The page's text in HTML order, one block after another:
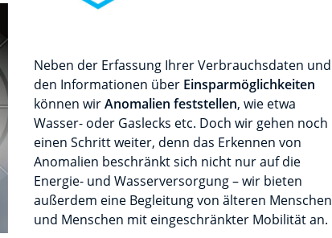
Neben der Erfassung Ihrer Verbrauchsdaten und
den Informationen über Einsparmöglichkeiten
können wirAnomalien feststellen, wie etwa
Wasser- oder Gaslecks etc. Doch wir gehen noch
einen Schritt weiter, denn das Erkennen von
Anomalien beschränkt sich nicht nur auf die
Energie- und Wasserversorgung – wir bieten
außerdem eine Begleitung von älteren Menschen
und Menschen mit eingeschränkter Mobilität an.